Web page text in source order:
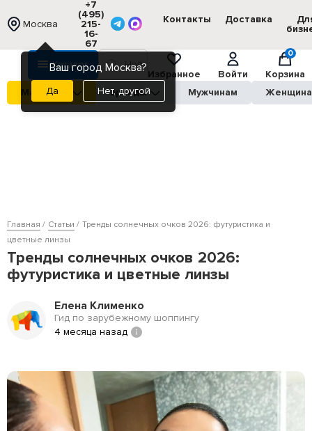
Москва
Ваш город Москва?
Нет, другой
+7
(495)
215-
16-
67
Контакты Доставка
Каталог
Избранное
Войти
0
Корзина
Магазины
Бренды Мужчинам
Главная Статьи
Тренды солнечных очков 2026: футуристика и
цветные линзы
Тренды солнечных очков 2026:
футуристика и цветные линзы
Елена Клименко
Гид по зарубежному шоппингу
4 месяца назад